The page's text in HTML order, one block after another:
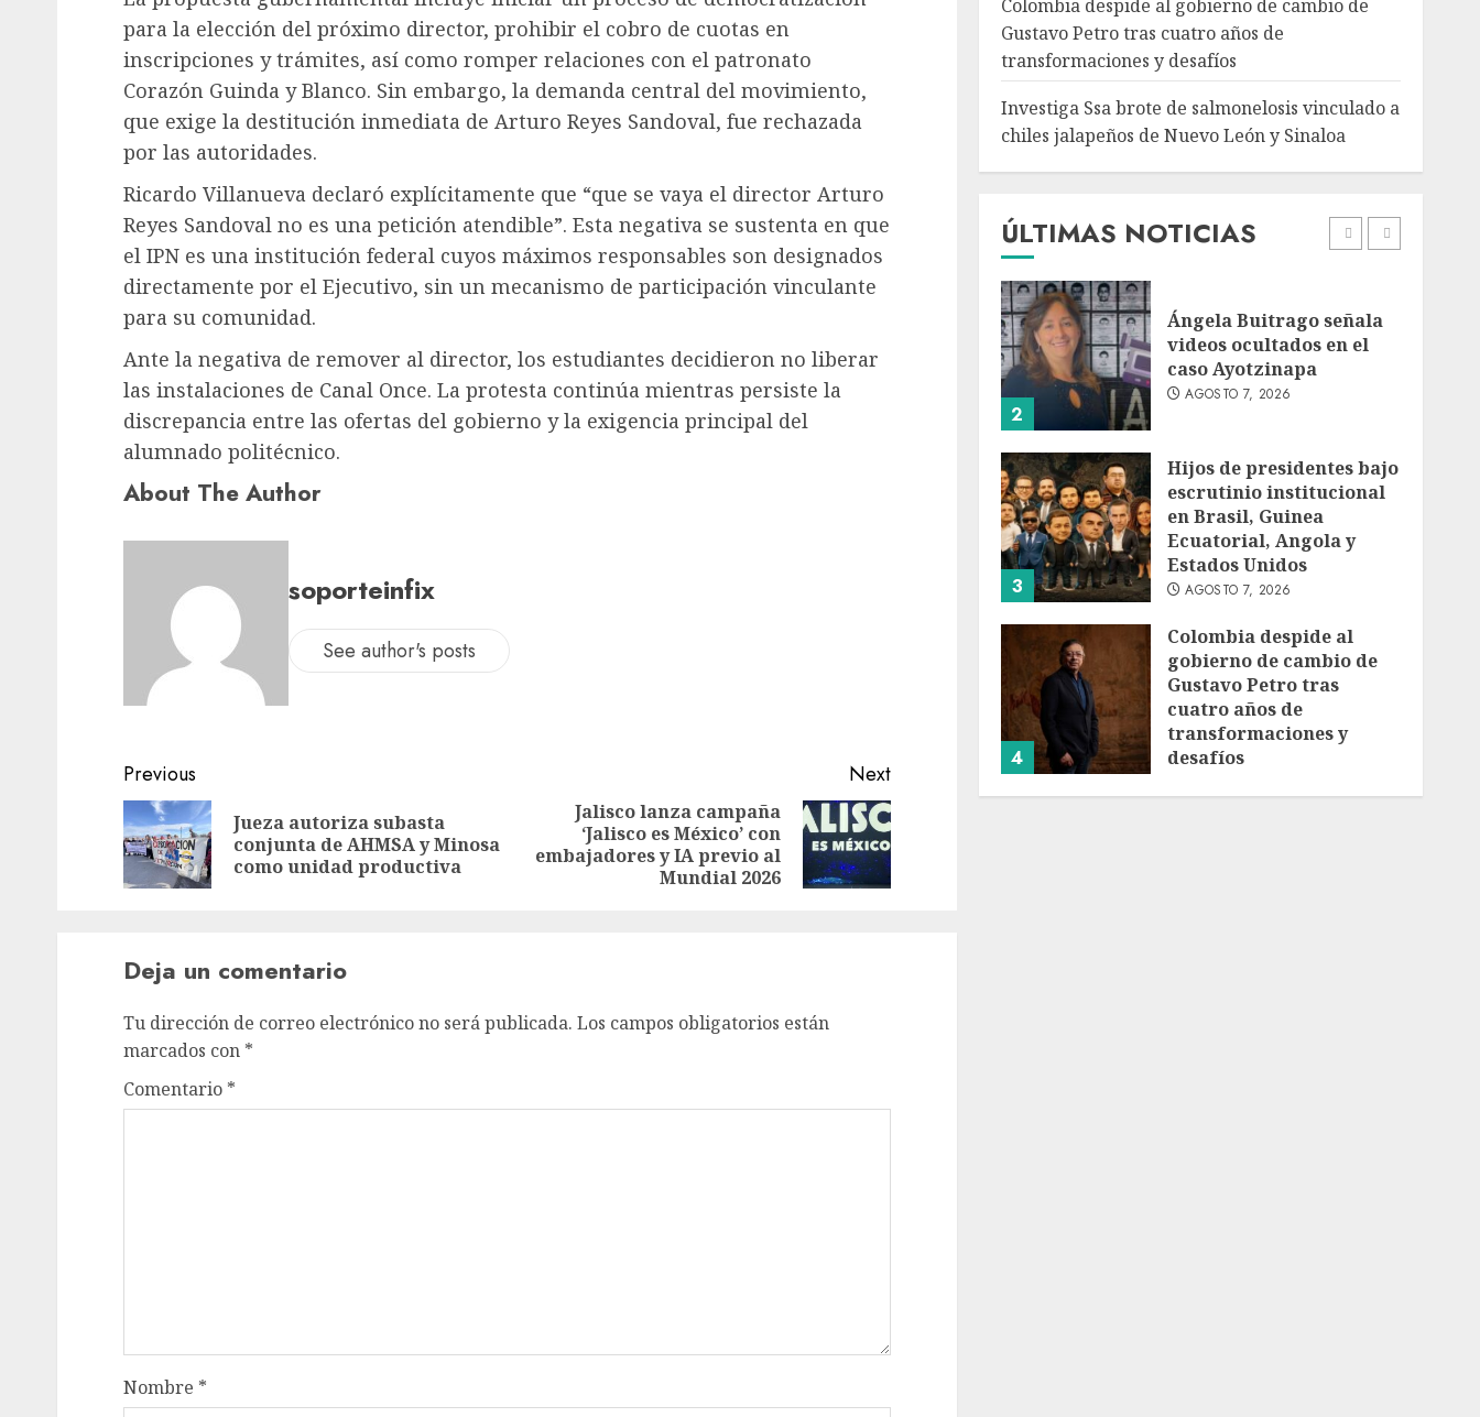
para la elección del próximo director, prohibir el cobro de cuotas en
inscripciones y trámites, así como romper relaciones con el patronato
Corazón Guinda y Blanco. Sin embargo, la demanda central del movimiento,
que exige la destitución inmediata de Arturo Reyes Sandoval, fue rechazada
por las autoridades.
Ricardo Villanueva declaró explícitamente que “que se vaya el director Arturo
Reyes Sandoval no es una petición atendible”. Esta negativa se sustenta en que
el IPN es una institución federal cuyos máximos responsables son designados
directamente por el Ejecutivo, sin un mecanismo de participación vinculante
para su comunidad.
Ante la negativa de remover al director, los estudiantes decidieron no liberar
las instalaciones de Canal Once. La protesta continúa mientras persiste la
discrepancia entre las ofertas del gobierno y la exigencia principal del
alumnado politécnico.
About The Author
soporteinfix
See author's posts
Previous
Jueza autoriza subasta
conjunta de AHMSA y Minosa
como unidad productiva
Next
Jalisco lanza campaña
‘Jalisco es México’ con
embajadores y IA previo al
Mundial 2026
Deja un comentario
Tu dirección de correo electrónico no será publicada. Los campos obligatorios están
marcados con *
Comentario *
Nombre *
Colombia despide al gobierno de cambio de
Gustavo Petro tras cuatro años de
transformaciones y desafíos
Investiga Ssa brote de salmonelosis vinculado a
chiles jalapeños de Nuevo León y Sinaloa
ÚLTIMAS NOTICIAS
5
chiles jalapeños de
Nuevo León y Sinaloa
AGOSTO 7, 2026
1
Charlotte FC vs Atlas:
AGOSTO 7, 2026
2
Ángela Buitrago señala
videos ocultados en el
caso Ayotzinapa
AGOSTO 7, 2026
3
Hijos de presidentes bajo
escrutinio institucional
en Brasil, Guinea
Ecuatorial, Angola y
Estados Unidos
AGOSTO 7, 2026
4
Colombia despide al
gobierno de cambio de
Gustavo Petro tras
cuatro años de
transformaciones y
desafíos